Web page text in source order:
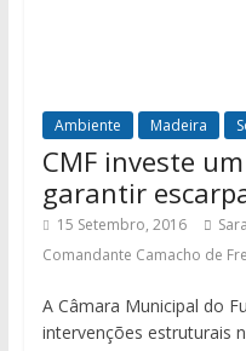
Ambiente Madeira
CMF investe
garantir
15 Setembro, 2016
Comandante Camacho de
A Câmara Municipal do
intervenções estruturais